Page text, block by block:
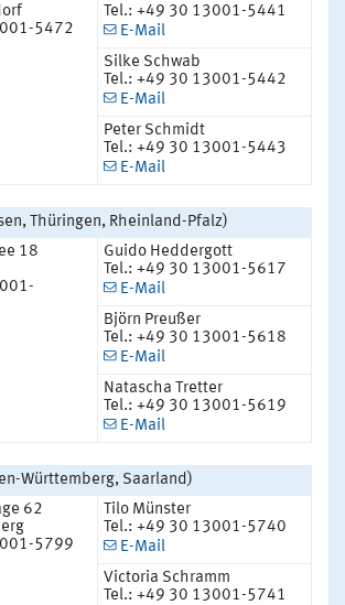
5472
Tel.: +49 30 13001-5441
E-Mail
Silke Schwab
Tel.: +49 30 13001-5442
E-Mail
Peter Schmidt
Tel.: +49 30 13001-5443
E-Mail
Thüringen, Rheinland-Pfalz)
18
Guido Heddergott
Tel.: +49 30 13001-5617
E-Mail
Björn Preußer
Tel.: +49 30 13001-5618
E-Mail
Natascha Tretter
Tel.: +49 30 13001-5619
E-Mail
Württemberg, Saarland)
62
5799
Tilo Münster
Tel.: +49 30 13001-5740
E-Mail
Victoria Schramm
Tel.: +49 30 13001-5741